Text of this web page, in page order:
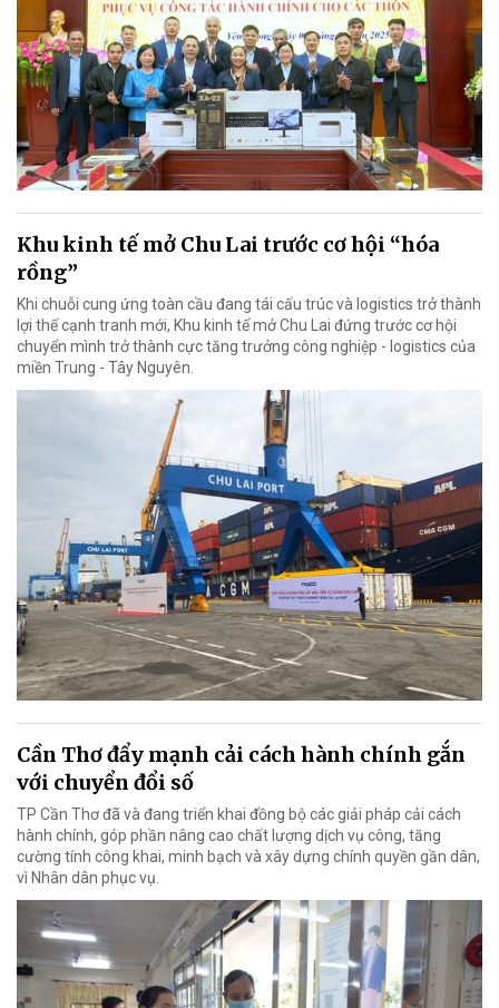
Khu kinh tế mở Chu Lai trước cơ hội “hóa
rồng”
Khi chuỗi cung ứng toàn cầu đang tái cấu trúc và logistics trở thành
lợi thế cạnh tranh mới, Khu kinh tế mở Chu Lai đứng trước cơ hội
chuyển mình trở thành cực tăng trưởng công nghiệp - logistics của
miền Trung - Tây Nguyên.
Cần Thơ đẩy mạnh cải cách hành chính gắn
với chuyển đổi số
TP Cần Thơ đã và đang triển khai đồng bộ các giải pháp cải cách
hành chính, góp phần nâng cao chất lượng dịch vụ công, tăng
cường tính công khai, minh bạch và xây dựng chính quyền gần dân,
vì Nhân dân phục vụ.